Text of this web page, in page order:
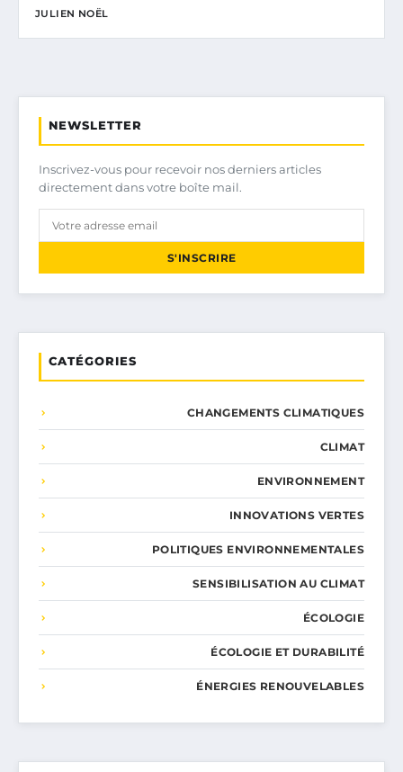
JULIEN NOËL
NEWSLETTER
Inscrivez-vous pour recevoir nos derniers articles
directement dans votre boîte mail.
S'INSCRIRE
CATÉGORIES
CHANGEMENTS CLIMATIQUES
CLIMAT
ENVIRONNEMENT
INNOVATIONS VERTES
POLITIQUES ENVIRONNEMENTALES
SENSIBILISATION AU CLIMAT
ÉCOLOGIE
ÉCOLOGIE ET DURABILITÉ
ÉNERGIES RENOUVELABLES